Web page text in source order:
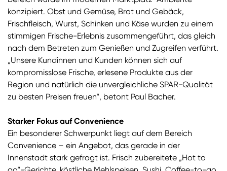
konzipiert. Obst und Gemüse, Brot und Gebäck,
Frischfleisch, Wurst, Schinken und Käse wurden zu einem
stimmigen Frische-Erlebnis zusammengeführt, das gleich
nach dem Betreten zum Genießen und Zugreifen verführt.
„Unsere Kundinnen und Kunden können sich auf
kompromisslose Frische, erlesene Produkte aus der
Region und natürlich die unvergleichliche SPAR-Qualität
zu besten Preisen freuen“, betont Paul Bacher.
Starker Fokus auf Convenience
Ein besonderer Schwerpunkt liegt auf dem Bereich
Convenience – ein Angebot, das gerade in der
Innenstadt stark gefragt ist. Frisch zubereitete „Hot to